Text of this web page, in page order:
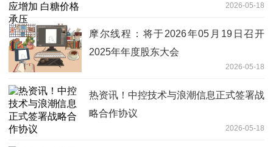
2026-05-18
摩尔线程：将于2026年05月19日召开
2025年年度股东大会
2026-05-18
热资讯！中控技术与浪潮信息正式签署战
略合作协议
2026-05-18